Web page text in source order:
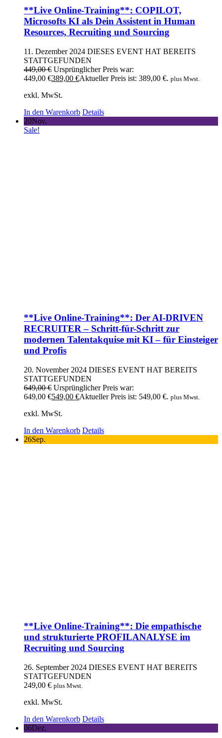
**Live Online-Training**: COPILOT,
Microsofts KI als Dein Assistent in Human
Resources, Recruiting und Sourcing
11. Dezember 2024 DIESES EVENT HAT BEREITS
STATTGEFUNDEN
449,00€ Ursprünglicher Preis war:
449,00 €389,00 €Aktueller Preis ist: 389,00 €. plus Mwst.
exkl. MwSt.
In den Warenkorb Details
20Nov.
Sale!
**Live Online-Training**: Der AI-DRIVEN
RECRUITER – Schritt-für-Schritt zur
modernen Talentakquise mit KI – für Einsteiger
und Profis
20. November 2024 DIESES EVENT HAT BEREITS
STATTGEFUNDEN
649,00€ Ursprünglicher Preis war:
649,00 €549,00 €Aktueller Preis ist: 549,00 €. plus Mwst.
exkl. MwSt.
In den Warenkorb Details
26Sep.
**Live Online-Training**: Die empathische
und strukturierte PROFILANALYSE im
Recruiting und Sourcing
26. September 2024 DIESES EVENT HAT BEREITS
STATTGEFUNDEN
249,00 € plus Mwst.
exkl. MwSt.
In den Warenkorb Details
06Dez.